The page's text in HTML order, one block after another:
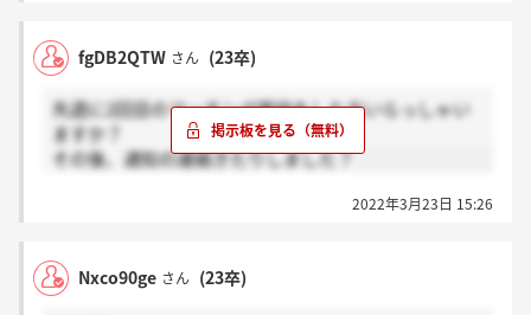
fgDB2QTW さん (23卒)
先週に2回目のマッチング面談をした方いらっしゃい
ますか？
その後、通知の連絡きたりしました？
2022年3月23日 15:26
Nxco90ge さん (23卒)